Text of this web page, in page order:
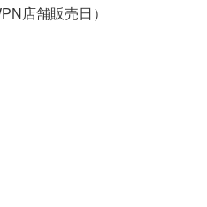
店舗販売日）